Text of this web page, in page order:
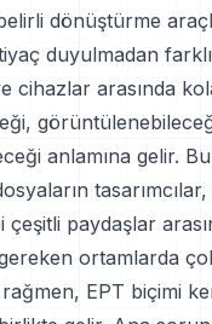
dönüştürme
duyulmadan farklı
cihazlar arasında
anlamına gelir.
tasarımcılar,
çeşitli paydaşlar
ortamlarda
EPT biçimi